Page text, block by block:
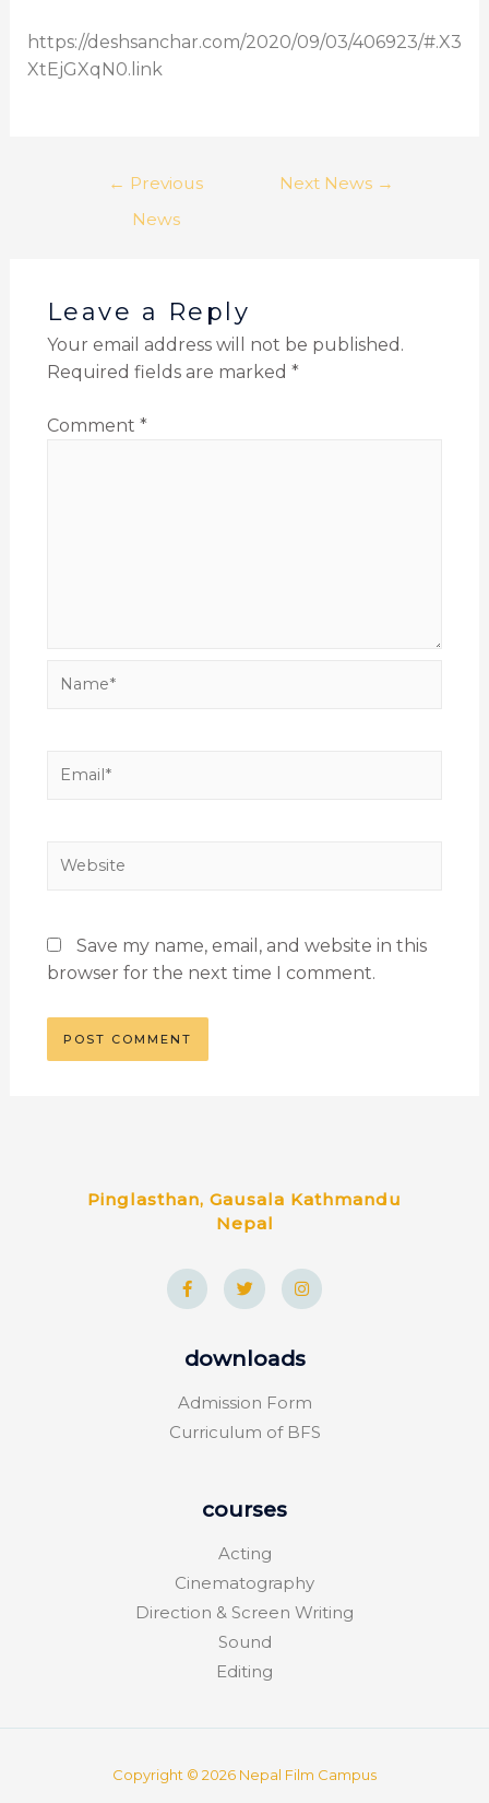
https://deshsanchar.com/2020/09/03/406923/#.X3
XtEjGXqN0.link
← Previous
News
Next News →
Leave a Reply
Your email address will not be published.
Required fields are marked *
Comment *
Save my name, email, and website in this
browser for the next time I comment.
Pinglasthan, Gausala Kathmandu
Nepal
downloads
Admission Form
Curriculum of BFS
courses
Acting
Cinematography
Direction & Screen Writing
Sound
Editing
Copyright © 2026 Nepal Film Campus